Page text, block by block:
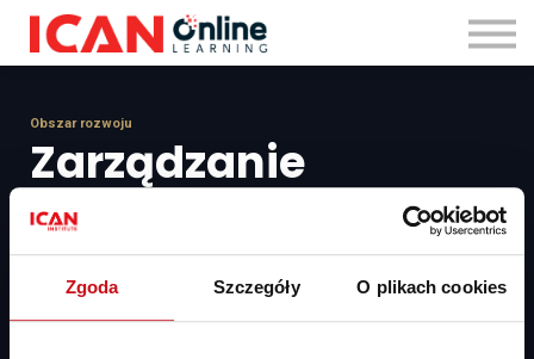
Zgoda Szczegóły O plikach cookies
Zaloguj się
Obszar rozwoju
Zarządzanie
projektem
Zarządzanie projektem przypomina konstruowanie mostu –